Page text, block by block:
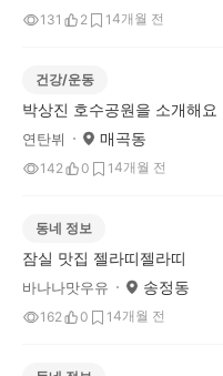
131 2 14개월 전
건강/운동
박상진 호수공원을 소개해요
연탄뷔 매곡동
142 0 14개월 전
동네 정보
잠실 맛집 젤라띠젤라띠
바나나맛우유 송정동
162 0 14개월 전